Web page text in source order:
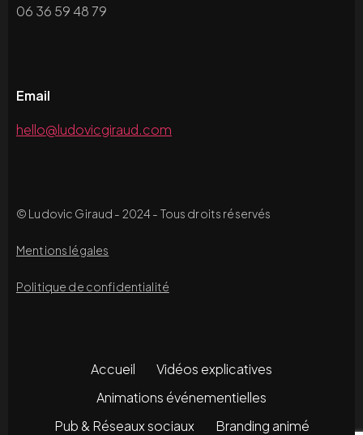
06 36 59 48 79
Email
hello@ludovicgiraud.com
© Ludovic Giraud - 2024 - Tous droits réservés
Mentions légales
Politique de confidentialité
Accueil
Vidéos explicatives
Animations événementielles
Pub & Réseaux sociaux
Branding animé